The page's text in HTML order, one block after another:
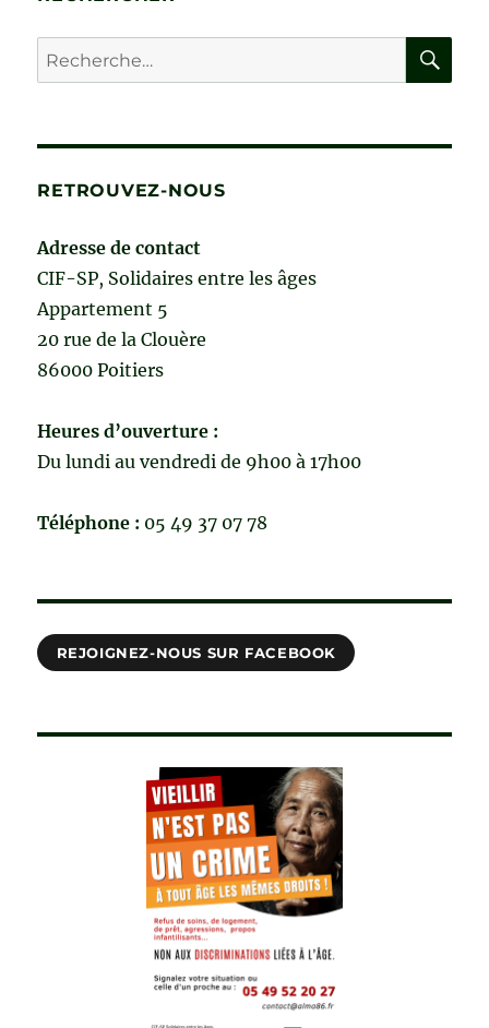
LA
CONTRE
DES
ÂGÉES
Jean-
Amyot
Recherche
pour :
RETROUVEZ-NOUS
Adresse de contact
CIF-SP, Solidaires entre les âges
Appartement 5
20 rue de la Clouère
86000 Poitiers
Heures d’ouverture :
Du lundi au vendredi de 9h00 à 17h00
Téléphone : 05 49 37 07 78
REJOIGNEZ-NOUS SUR FACEBOOK